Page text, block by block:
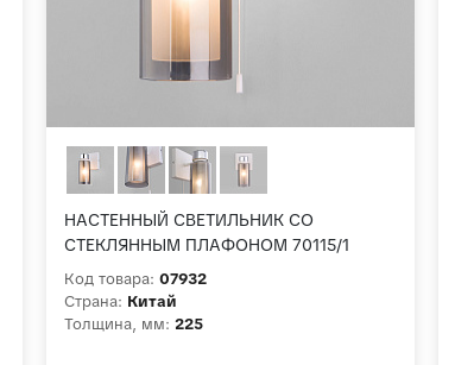
НАСТЕННЫЙ СВЕТИЛЬНИК СО
СТЕКЛЯННЫМ ПЛАФОНОМ 70115/1
белый
Код товара: 07932
Страна: Китай
Толщина, мм: 225